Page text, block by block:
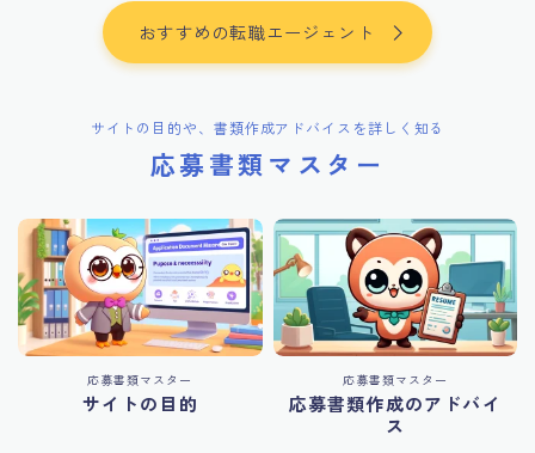
おすすめの転職エージェント
サイトの目的や、書類作成アドバイスを詳しく知る
応募書類マスター
応募書類マスター
サイトの目的
応募書類マスター
応募書類作成のアドバイ
ス